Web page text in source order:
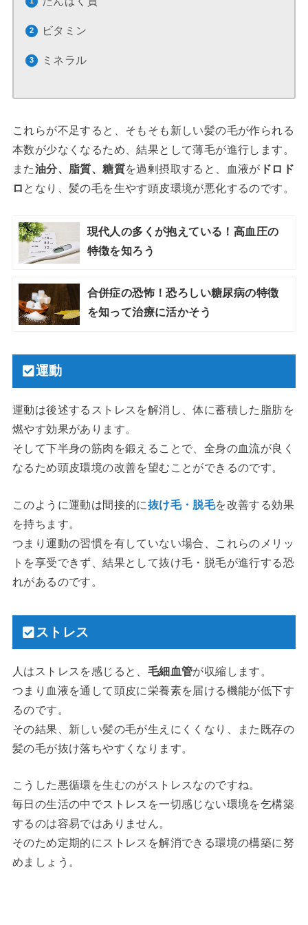
ビタミン
ミネラル
これらが不足すると、そもそも新しい髪の毛が作られる
本数が少なくなるため、結果として薄毛が進行します。
また油分、脂質、糖質を過剰摂取すると、血液が ドロド
ロ となり、髪の毛を生やす頭皮環境が悪化するのです。
現代人の多くが抱えている！高血圧の
特徴を知ろう
合併症の恐怖！恐ろしい糖尿病の特徴
を知って治療に活かそう
運動
運動は後述するストレスを解消し、体に蓄積した脂肪を
燃やす効果があります。
そして下半身の筋肉を鍛えることで、全身の血流が良く
なるため頭皮環境の改善を望むことができるのです。
このように運動は間接的に抜け毛・脱毛を改善する効果
を持ちます。
つまり運動の習慣を有していない場合、これらのメリッ
トを享受できず、結果として抜け毛・脱毛が進行する恐
れがあるのです。
ストレス
人はストレスを感じると、 毛細血管が収縮します。
つまり血液を通して頭皮に栄養素を届ける機能が低下す
るのです。
その結果、新しい髪の毛が生えにくくなり、また既存の
髪の毛が抜け落ちやすくなります。
こうした悪循環を生むのがストレスなのですね。
毎日の生活の中でストレスを一切感じない環境を乞構築
するのは容易ではありません。
そのため定期的にストレスを解消できる環境の構築に努
めましょう。